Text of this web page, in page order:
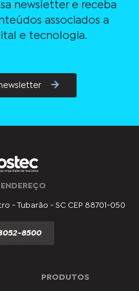
newsletter e receba
associados a
e tecnologia.
- Tubarão - SC CEP 88701-050
8500
PRODUTOS